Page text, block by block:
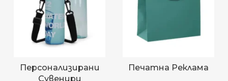
Персонализирани
Сувенири
Печатна Реклама